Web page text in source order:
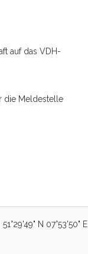
auf das VDH-
die Meldestelle
51°29'49" N 07°53'50" E